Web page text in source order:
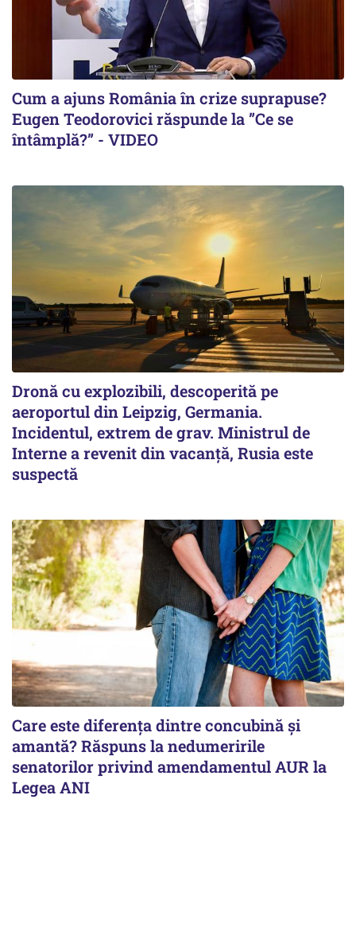
Cum a ajuns România în crize suprapuse?
Eugen Teodorovici răspunde la ”Ce se
întâmplă?” - VIDEO
Dronă cu explozibili, descoperită pe
aeroportul din Leipzig, Germania.
Incidentul, extrem de grav. Ministrul de
Interne a revenit din vacanță, Rusia este
suspectă
Care este diferența dintre concubină și
amantă? Răspuns la nedumeririle
senatorilor privind amendamentul AUR la
Legea ANI